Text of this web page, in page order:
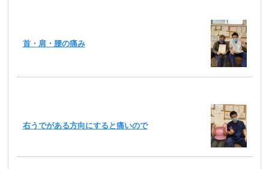
首・肩・腰の痛み
右うでがある方向にすると痛いので